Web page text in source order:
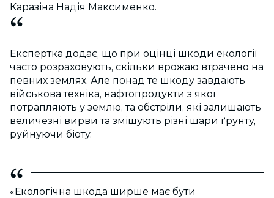
Каразіна Надія Максименко.
Експертка додає, що при оцінці шкоди екології
часто розраховують, скільки врожаю втрачено на
певних землях. Але понад те шкоду завдають
військова техніка, нафтопродукти з якої
потрапляють у землю, та обстріли, які залишають
величезні вирви та змішують різні шари ґрунту,
руйнуючи біоту.
«Екологічна шкода ширше має бути